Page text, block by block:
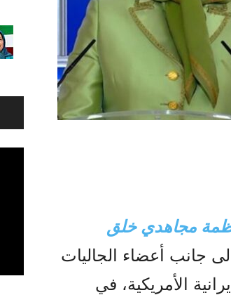
مجاهدي خلق
جانب أعضاء الجاليات
الأمريكية، في